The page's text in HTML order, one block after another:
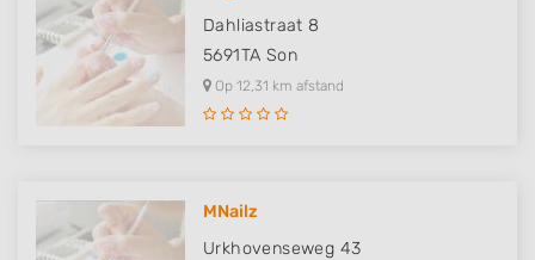
Dahliastraat 8
5691TA Son
Op 12,31 km afstand
MNailz
Urkhovenseweg 43